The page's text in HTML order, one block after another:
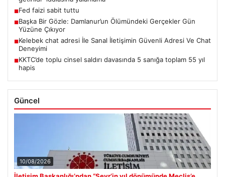
■Fed faizi sabit tuttu
■Başka Bir Gözle: Damlanur’un Ölümündeki Gerçekler Gün
Yüzüne Çıkıyor
■Kelebek chat adresi İle Sanal İletişimin Güvenli Adresi Ve Chat
Deneyimi
■KKTC’de toplu cinsel saldırı davasında 5 sanığa toplam 55 yıl
hapis
Güncel
10/08/2026